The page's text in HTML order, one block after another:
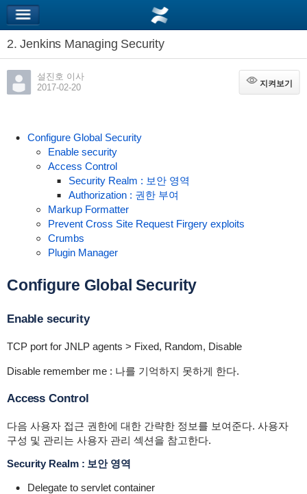
2. Jenkins Managing Security
설진호 이사
2017-02-20
지켜보기
지켜보기
Configure Global Security
Enable security
Access Control
Security Realm : 보안 영역
Authorization : 권한 부여
Markup Formatter
Prevent Cross Site Request Firgery exploits
Crumbs
Plugin Manager
Configure Global Security
Enable security
TCP port for JNLP agents > Fixed, Random, Disable
Disable remember me : 나를 기억하지 못하게 한다.
Access Control
다음 사용자 접근 권한에 대한 간략한 정보를 보여준다. 사용자
구성 및 관리는 사용자 관리 섹션을 참고한다.
Security Realm : 보안 영역
Delegate to servlet container